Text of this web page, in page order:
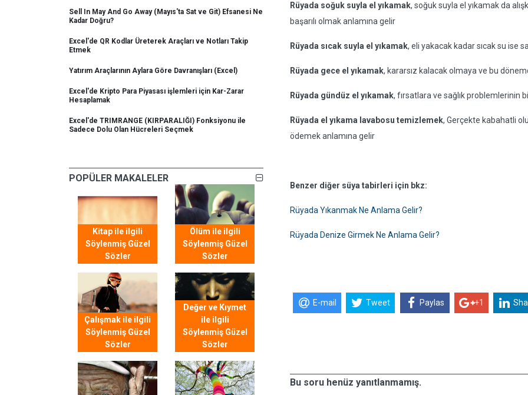
Sell In May And Go Away (Mayıs'ta Sat ve Git) Efsanesi Ne
Kadar Doğru?
Excel'de QR Kodlar Üreterek Araçları ve Notları Takip
Etmek
Yatırım Araçlarının Aylara Göre Davranışları (Excel)
Excel'de Kripto Para Piyasası işlemleri için Kar-Zarar
Hesaplamak
Excel'de TRIMRANGE (KIRPARALIĞI) Fonksiyonu ile
Sadece Dolu Olan Hücreleri Seçmek
POPÜLER MAKALELER
Kitap ile ilgili
Söylenmiş Güzel
Sözler
Ölüm ile ilgili
Söylenmiş Güzel
Sözler
Çalışmak ile ilgili
Söylenmiş Güzel
Sözler
Değer ve Kıymet
ile ilgili
Söylenmiş Güzel
Sözler
Rüyada soğuk suyla el yıkamak, soğuk suyla el yıkamak da
başarılı olmak anlamına gelir
Rüyada sıcak suyla el yıkamak, eli yakacak kadar sıcak su ise
Rüyada gece el yıkamak, kararsız kalacak olmaya ve bu
Rüyada gündüz el yıkamak, fırsatlara ve sağlık problemlerinin
Rüyada el yıkama lavabosu temizlemek, Gerçekte kabahatli
ödemek anlamına gelir
Benzer diğer süya tabirleri için bkz:
Rüyada Yıkanmak Ne Anlama Gelir?
Rüyada Denize Girmek Ne Anlama Gelir?
E-mail Tweet Paylas +1
Bu soru henüz yanıtlanmamış.